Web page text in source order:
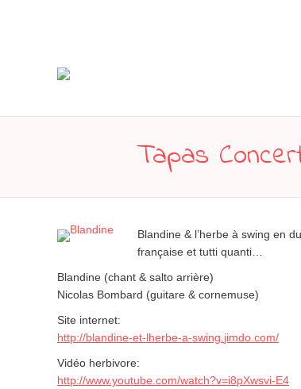
Tapas
Blandine & l’herbe à swing en
française et tutti quanti…
Blandine (chant & salto arrière)
Nicolas Bombard (guitare & cornemuse)
Site internet:
http://blandine-et-lherbe-a-swing. jimdo.com/
Vidéo herbivore:
http://www.youtube.com/watch?v=i8pXwsvi-E4